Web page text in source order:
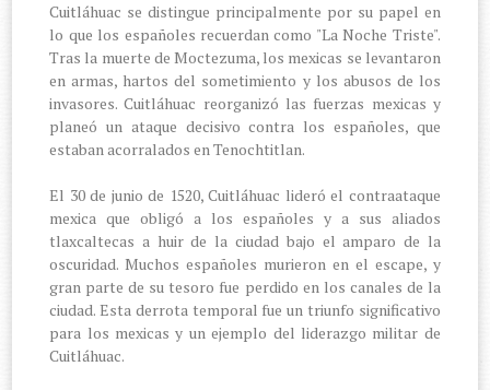
Cuitláhuac se distingue principalmente por su papel en
lo que los españoles recuerdan como "La Noche Triste".
Tras la muerte de Moctezuma, los mexicas se levantaron
en armas, hartos del sometimiento y los abusos de los
invasores. Cuitláhuac reorganizó las fuerzas mexicas y
planeó un ataque decisivo contra los españoles, que
estaban acorralados en Tenochtitlan.
El 30 de junio de 1520, Cuitláhuac lideró el contraataque
mexica que obligó a los españoles y a sus aliados
tlaxcaltecas a huir de la ciudad bajo el amparo de la
oscuridad. Muchos españoles murieron en el escape, y
gran parte de su tesoro fue perdido en los canales de la
ciudad. Esta derrota temporal fue un triunfo significativo
para los mexicas y un ejemplo del liderazgo militar de
Cuitláhuac.